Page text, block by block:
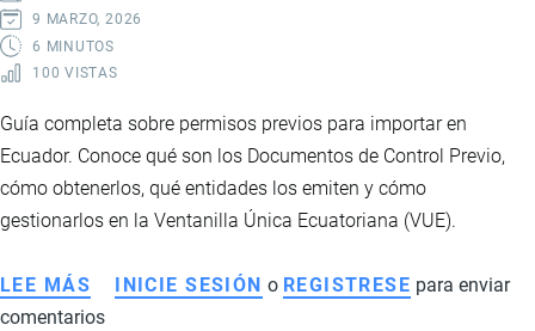
9 MARZO, 2026
6 MINUTOS
100 VISTAS
Guía completa sobre permisos previos para importar en
Ecuador. Conoce qué son los Documentos de Control Previo,
cómo obtenerlos, qué entidades los emiten y cómo
gestionarlos en la Ventanilla Única Ecuatoriana (VUE).
LEE MÁS SOBRE
PERMISOS
INICIE SESIÓN o REGISTRESE para enviar
comentarios